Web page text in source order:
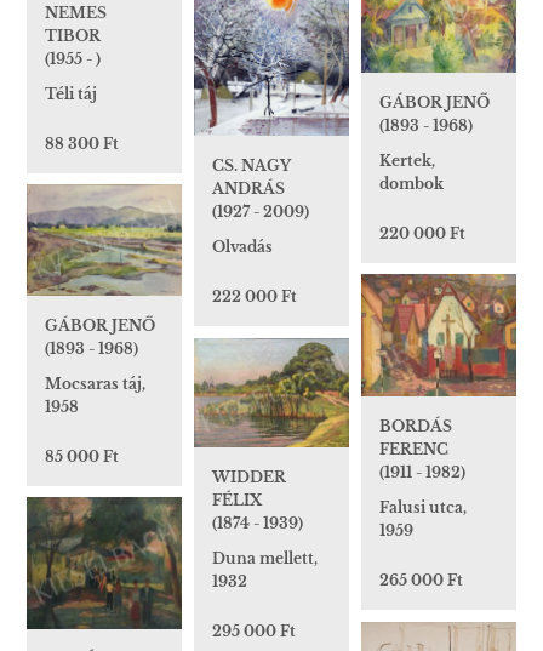
NEMES
TIBOR
(1955 - )
Téli táj
88 300 Ft
GÁBOR JENŐ
(1893 - 1968)
Kertek,
dombok
220 000 Ft
CS. NAGY
ANDRÁS
(1927 - 2009)
Olvadás
222 000 Ft
GÁBOR JENŐ
(1893 - 1968)
Mocsaras táj,
1958
85 000 Ft
BORDÁS
FERENC
(1911 - 1982)
Falusi utca,
1959
265 000 Ft
WIDDER
FÉLIX
(1874 - 1939)
Duna mellett,
1932
295 000 Ft